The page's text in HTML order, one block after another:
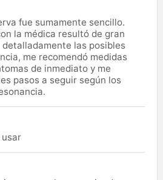
fue sumamente sencillo.
la médica resultó de gran
las posibles
me recomendó medidas
de inmediato y me
pasos a seguir según los